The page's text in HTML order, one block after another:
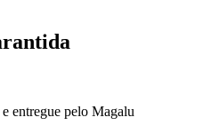
entregue pelo Magalu